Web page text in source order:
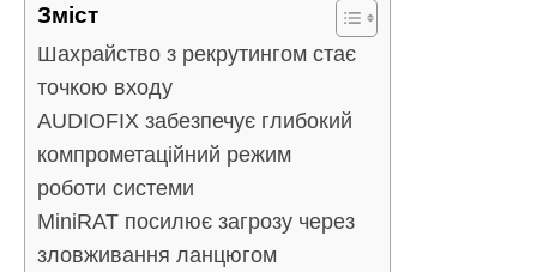
Зміст
Шахрайство з рекрутингом стає
точкою входу
AUDIOFIX забезпечує глибокий
компрометаційний режим
роботи системи
MiniRAT посилює загрозу через
зловживання ланцюгом